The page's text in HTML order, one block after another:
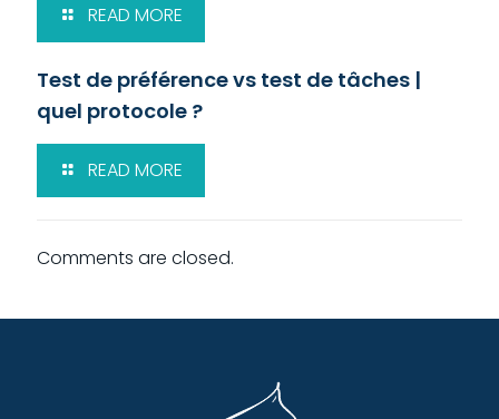
READ MORE
Test de préférence vs test de tâches |
quel protocole ?
READ MORE
Comments are closed.